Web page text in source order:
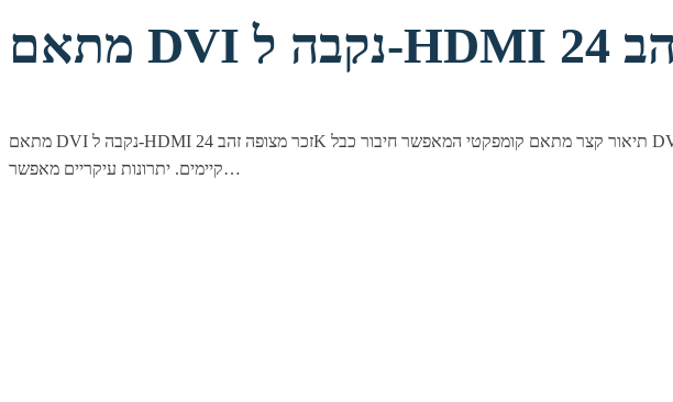
מתאם DVI נקבה ל-HDMI זכר מצופה זהב 24K תיאור קצר מתאם קומפקטי המאפשר חיבור כבל DVI למסך, טלוויזיה או מקרן עם כניסת HDMI. פתרון פשוט ונוח לגישור בין תקני וידאו נפוצים ללא צורך בהחלפת כבלים
קיימים. יתרונות עיקריים מאפשר…